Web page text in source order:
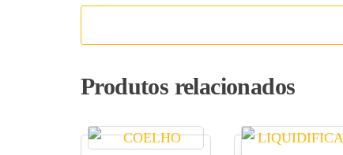
Produtos relacionados